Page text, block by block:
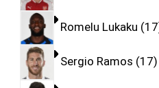
Romelu Lukaku 17
Sergio Ramos 17